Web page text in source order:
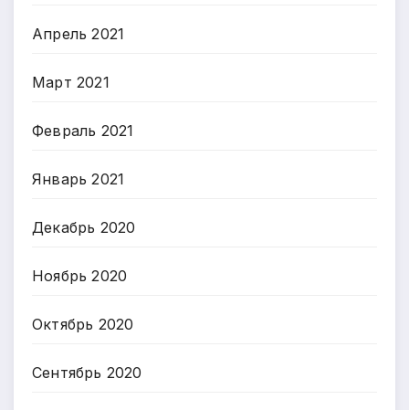
Апрель 2021
Март 2021
Февраль 2021
Январь 2021
Декабрь 2020
Ноябрь 2020
Октябрь 2020
Сентябрь 2020